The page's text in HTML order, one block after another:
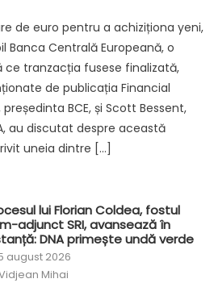
de euro pentru a achiziționa yeni,
Banca Centrală Europeană, o
tranzacția fusese finalizată,
de publicația Financial
BCE, și Scott Bessent,
au discutat despre această
uneia dintre […]
lui Florian Coldea, fostul
adjunct SRI, avansează în
DNA primește undă verde
august 2026
Mihai